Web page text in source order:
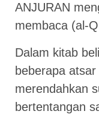
ANJURAN
membaca (al-
Dalam kitab
beberapa
merendahkan
bertentangan